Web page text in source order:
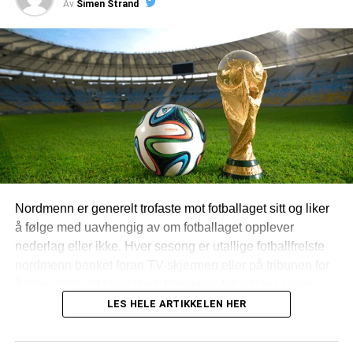
verdi eller ikke.
Oppdaterte bonusoversikter
Bonuser er en viktig del av totalopplevelsen. De kan være
attraktive, men er sjelden så enkle som annonsene gir
inntrykk av. Velkomstbonuser kommer med
omsetningskrav, tidsfrister og begrensninger som selv de
beste spillerne kan overse. For en uerfaren spiller er det
enda enklere å tråkke feil. Det er da en oppdatert
å sammenligne tilbudene, samtidig som du får de aller
viktigste vilkårene presentert på en lettfattelig måte. Det er
mindre bonus med snillere krav være alternativet som gir
mest verdi
Av Simen Strand
Nordmenn er generelt trofaste mot fotballaget sitt og liker
å følge med uavhengig av om fotballaget opplever
nederlag eller ikke. Hver sesong er utallige fotballfrelste
også på fotballturer for å oppleve fotballen på nært hold.
De fleste av oss blir bitt av fotballbasillen allerede som
LES HELE ARTIKKELEN HER